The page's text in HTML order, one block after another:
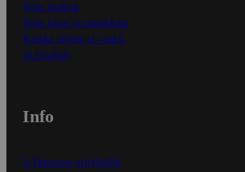
Näin maksat
Näin tilaat ja muokkaat
Kaikki ohjeet ja vinkit
In English
Info
S-Business yrityksille